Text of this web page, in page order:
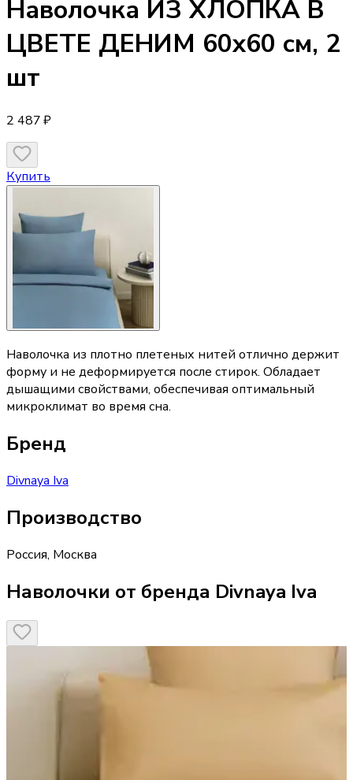
Наволочка ИЗ ХЛОПКА В
ЦВЕТЕ ДЕНИМ 60х60 см, 2
шт
2 487 ₽
Купить
Наволочка из плотно плетеных нитей отлично держит
форму и не деформируется после стирок. Обладает
дышащими свойствами, обеспечивая оптимальный
микроклимат во время сна.
Бренд
Divnaya Iva
Производство
Россия, Москва
Наволочки от бренда Divnaya Iva